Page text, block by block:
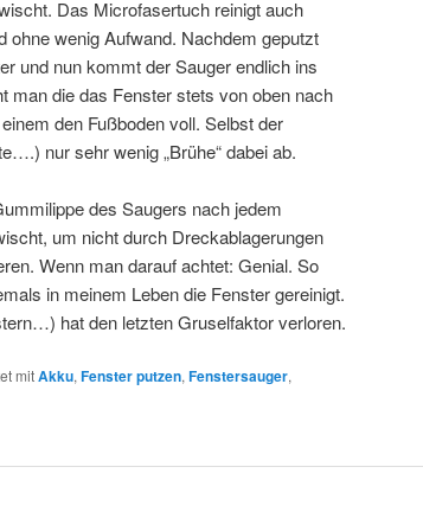
Das Microfasertuch reinigt auch
ohne wenig Aufwand. Nachdem geputzt
und nun kommt der Sauger endlich ins
man die das Fenster stets von oben nach
den Fußboden voll. Selbst der
nur sehr wenig „Brühe“ dabei ab.
des Saugers nach jedem
um nicht durch Dreckablagerungen
Wenn man darauf achtet: Genial. So
in meinem Leben die Fenster gereinigt.
hat den letzten Gruselfaktor verloren.
mitAkku,Fenster putzen,Fenstersauger,